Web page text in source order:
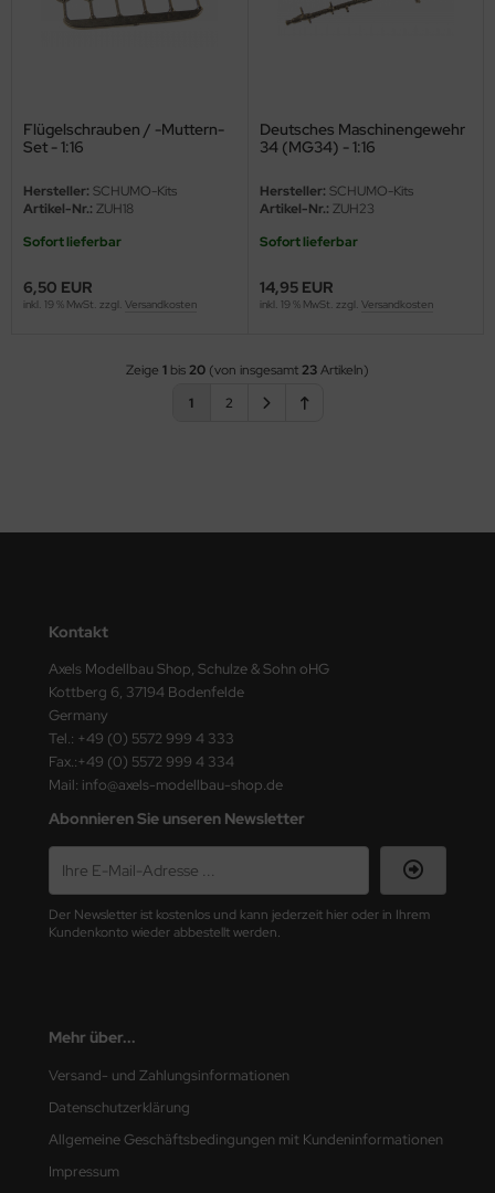
Flügelschrauben / -Muttern-
Set - 1:16
Hersteller: SCHUMO-Kits
Artikel-Nr.: ZUH18
Sofort lieferbar
6,50 EUR
inkl. 19 % MwSt. zzgl. Versandkosten
Deutsches Maschinengewehr
34 (MG34) - 1:16
Hersteller: SCHUMO-Kits
Artikel-Nr.: ZUH23
Sofort lieferbar
14,95 EUR
inkl. 19 % MwSt. zzgl. Versandkosten
Zeige 1 bis20 (von insgesamt23Artikeln)
1
2
Kontakt
Axels Modellbau Shop, Schulze & Sohn oHG
Kottberg 6, 37194 Bodenfelde
Germany
Tel.: +49 (0) 5572 999 4 333
Fax.:+49 (0) 5572 999 4 334
Mail: info@axels-modellbau-shop.de
Abonnieren Sie unseren Newsletter
Der Newsletter ist kostenlos und kann jederzeit hier oder in Ihrem
Kundenkonto wieder abbestellt werden.
Mehr über...
Versand- und Zahlungsinformationen
Datenschutzerklärung
Allgemeine Geschäftsbedingungen mit Kundeninformationen
Impressum